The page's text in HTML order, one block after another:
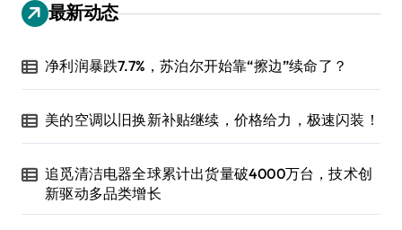
最新动态
净利润暴跌7.7%，苏泊尔开始靠“擦边”续命了？
美的空调以旧换新补贴继续，价格给力，极速闪装！
追觅清洁电器全球累计出货量破4000万台，技术创
新驱动多品类增长